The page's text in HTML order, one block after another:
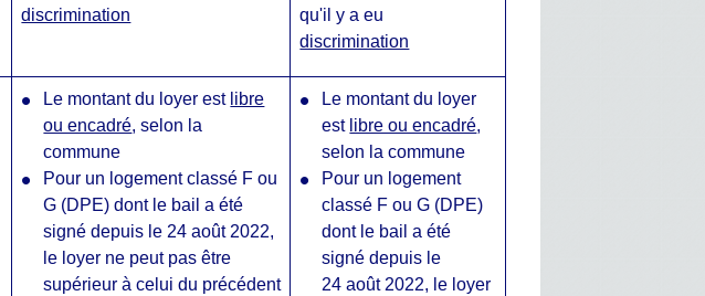
discrimination
qu'il y a eu
discrimination
Le montant du loyer est libre
ou encadré, selon la
commune
Pour un logement classé F ou
G (DPE) dont le bail a été
signé depuis le 24 août 2022,
le loyer ne peut pas être
supérieur à celui du précédent
Le montant du loyer
est libre ou encadré,
selon la commune
Pour un logement
classé F ou G (DPE)
dont le bail a été
signé depuis le
24 août 2022, le loyer